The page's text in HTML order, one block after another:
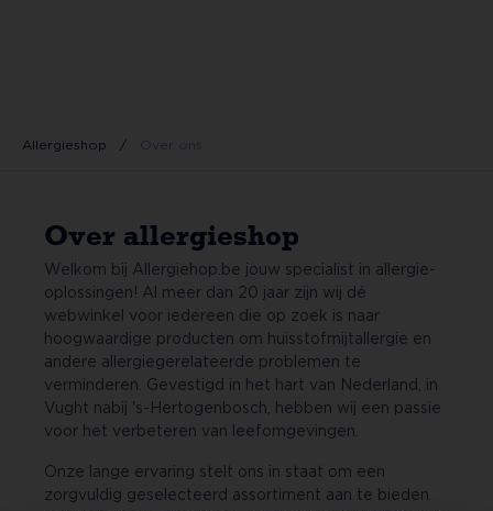
Allergieshop / Over ons
Over allergieshop
Welkom bij Allergiehop.be jouw specialist in allergie-
oplossingen! Al meer dan 20 jaar zijn wij dé
webwinkel voor iedereen die op zoek is naar
hoogwaardige producten om huisstofmijtallergie en
andere allergiegerelateerde problemen te
verminderen. Gevestigd in het hart van Nederland, in
Vught nabij 's-Hertogenbosch, hebben wij een passie
voor het verbeteren van leefomgevingen.
Onze lange ervaring stelt ons in staat om een
zorgvuldig geselecteerd assortiment aan te bieden